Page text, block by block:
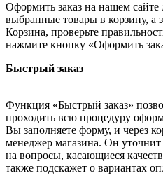
Оформить заказ на нашем сайте
выбранные товары в корзину, а
Корзина, проверьте
нажмите кнопку «Оформить
Быстрый заказ
Функция «Быстрый заказ»
проходить всю процедуру
Вы заполняете форму, и через
менеджер магазина. Он уточнит
на вопросы, касающиеся
также подскажет о вариантах